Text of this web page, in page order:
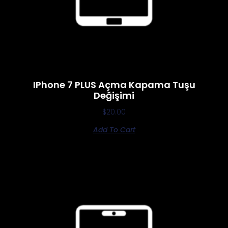
IPhone 7 PLUS Açma Kapama Tuşu
Değişimi
$20.00
Add To Cart